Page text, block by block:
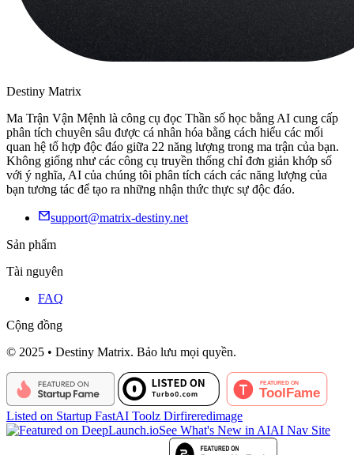
Destiny Matrix
Ma Trận Vận Mệnh là công cụ đọc Thần số học bằng AI cung cấp
phân tích chuyên sâu được cá nhân hóa bằng cách hiểu các mối
quan hệ tổ hợp độc đáo giữa 22 năng lượng trong ma trận của bạn.
Không giống như các công cụ truyền thống chỉ đơn giản khớp số
với ý nghĩa, AI của chúng tôi phân tích cách các năng lượng của
bạn tương tác để tạo ra những nhận thức thực sự độc đáo.
support@matrix-destiny.net
Sản phẩm
Tài nguyên
FAQ
Cộng đồng
© 2025 • Destiny Matrix. Bảo lưu mọi quyền.
Listed on Startup FastAI Toolz Dirfireredimage
See What's New in AIAI Nav Site